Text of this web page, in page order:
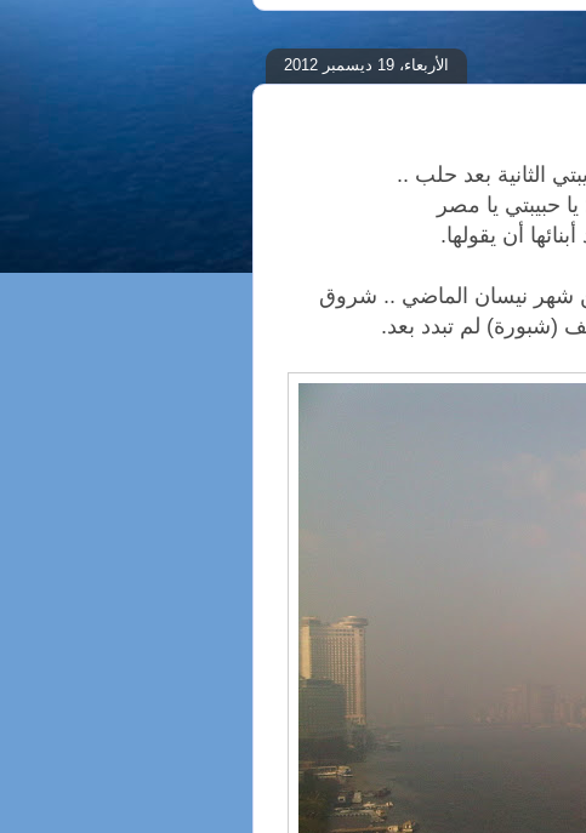
الأربعاء، 19 ديسمبر 2012
الثانية بعد حلب ..
حبيبتي يا مصر
أن يقولها.
شهر نيسان الماضي .. شروق
(شبورة) لم تبدد بعد.